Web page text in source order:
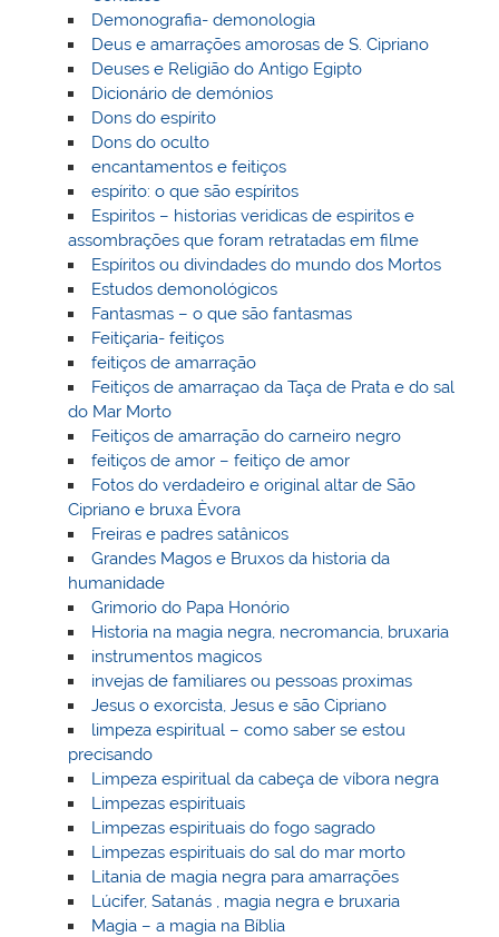
Demonografia- demonologia
Deus e amarrações amorosas de S. Cipriano
Deuses e Religião do Antigo Egipto
Dicionário de demónios
Dons do espírito
Dons do oculto
encantamentos e feitiços
espírito: o que são espíritos
Espiritos – historias veridicas de espiritos e
assombrações que foram retratadas em filme
Espíritos ou divindades do mundo dos Mortos
Estudos demonológicos
Fantasmas – o que são fantasmas
Feitiçaria- feitiços
feitiços de amarração
Feitiços de amarraçao da Taça de Prata e do sal
do Mar Morto
Feitiços de amarração do carneiro negro
feitiços de amor – feitiço de amor
Fotos do verdadeiro e original altar de São
Cipriano e bruxa Èvora
Freiras e padres satânicos
Grandes Magos e Bruxos da historia da
humanidade
Grimorio do Papa Honório
Historia na magia negra, necromancia, bruxaria
instrumentos magicos
invejas de familiares ou pessoas proximas
Jesus o exorcista, Jesus e são Cipriano
limpeza espiritual – como saber se estou
precisando
Limpeza espiritual da cabeça de víbora negra
Limpezas espirituais
Limpezas espirituais do fogo sagrado
Limpezas espirituais do sal do mar morto
Litania de magia negra para amarrações
Lúcifer, Satanás , magia negra e bruxaria
Magia – a magia na Bíblia